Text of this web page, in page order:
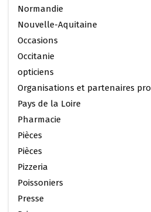
Normandie
Nouvelle-Aquitaine
Occasions
Occitanie
opticiens
Organisations et partenaires pro
Pays de la Loire
Pharmacie
Pièces
Pièces
Pizzeria
Poissoniers
Presse